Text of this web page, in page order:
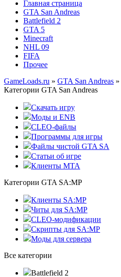
Главная страница
GTA San Andreas
Battlefield 2
GTA 5
Minecraft
NHL 09
FIFA
Прочее
GameLoads.ru » GTA San Andreas »
Категории GTA San Andreas
Скачать игру
Моды и ENB
CLEO-файлы
Программы для игры
Файлы чистой GTA SA
Статьи об игре
Клиенты MTA
Категории GTA SA:MP
Клиенты SA:MP
Читы для SA:MP
CLEO-модификации
Скрипты для SA:MP
Моды для сервера
Все категории
Battlefield 2